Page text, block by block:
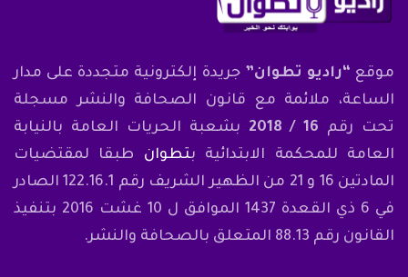
موقع “راديو تطوان” جريدة إلكترونية متجددة على مدار
الساعة، ملائمة مع قانون الصحافة والنشر مسجلة
تحت رقم 16 / 2018
بشعبة الحريات العامة بالنيابة
العامة للمحكمة الابتدائية بتطوان طبقا لمقتضيات
المادتين 16 و 21 من الظهير الشريف رقم 122.16.1 الصادر
في 6 ذي القعدة 1437 الموافق ل 10 غشت 2016 بتنفيذ
القانون رقم 88.13 المتعلق بالصحافة والنشر.